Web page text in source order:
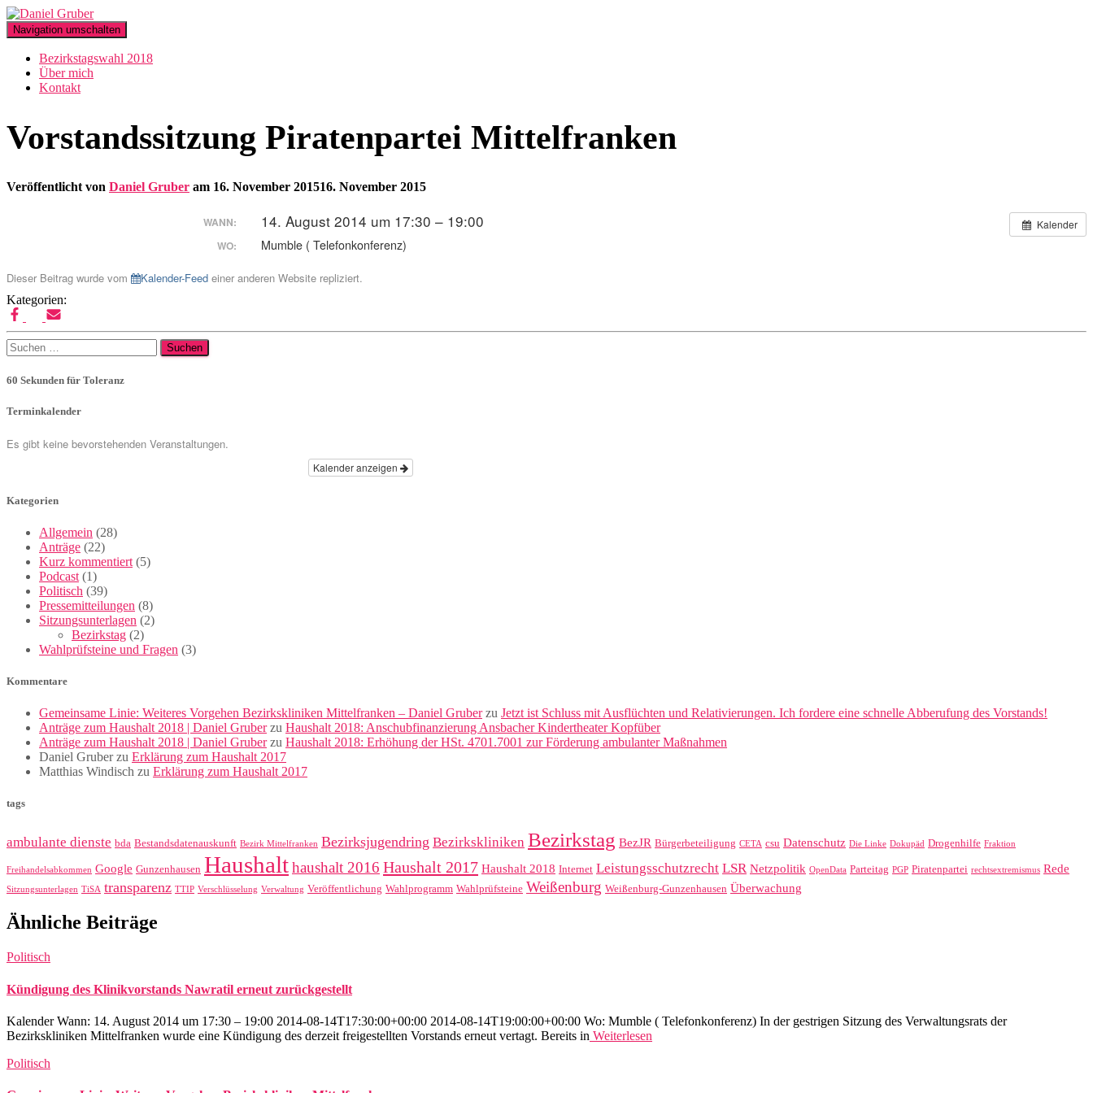
Navigation umschalten
Bezirkstagswahl 2018
Über mich
Kontakt
Vorstandssitzung Piratenpartei Mittelfranken
Veröffentlicht von Daniel Gruber am 16. November 201516. November 2015
Kalender
WANN: 14. August 2014 um 17:30 – 19:00
WO: Mumble ( Telefonkonferenz)
Dieser Beitrag wurde vom Kalender-Feed einer anderen Website repliziert.
Kategorien:
Suchen
nach:
60 Sekunden für Toleranz
Terminkalender
Es gibt keine bevorstehenden Veranstaltungen.
Kalender anzeigen
Kategorien
Allgemein (28)
Anträge (22)
Kurz kommentiert (5)
Podcast (1)
Politisch (39)
Pressemitteilungen (8)
Sitzungsunterlagen (2)
Bezirkstag (2)
Wahlprüfsteine und Fragen (3)
Kommentare
Gemeinsame Linie: Weiteres Vorgehen Bezirkskliniken Mittelfranken – Daniel Gruberzu Jetzt ist Schluss mit Ausflüchten und Relativierungen. Ich fordere eine schnelle Abberufung des Vorstands!
Anträge zum Haushalt 2018 | Daniel Gruberzu Haushalt 2018: Anschubfinanzierung Ansbacher Kindertheater Kopfüber
Anträge zum Haushalt 2018 | Daniel Gruberzu Haushalt 2018: Erhöhung der HSt. 4701.7001 zur Förderung ambulanter Maßnahmen
Daniel Gruberzu Erklärung zum Haushalt 2017
Matthias Windisch zu Erklärung zum Haushalt 2017
tags
ambulante dienste bda Bestandsdatenauskunft Bezirk Mittelfranken Bezirksjugendring Bezirkskliniken Bezirkstag BezJR Bürgerbeteiligung CETA csu Datenschutz Die Linke Dokupäd Drogenhilfe Fraktion
Freihandelsabkommen Google Gunzenhausen Haushalthaushalt 2016 Haushalt 2017 Haushalt 2018 Internet Leistungsschutzrecht LSR Netzpolitik OpenData Parteitag PGP Piratenpartei rechtsextremismus Rede
Sitzungsunterlagen TiSA transparenz TTIP Verschlüsselung Verwaltung Veröffentlichung Wahlprogramm Wahlprüfsteine Weißenburg Weißenburg-Gunzenhausen Überwachung
Ähnliche Beiträge
Politisch
Kündigung des Klinikvorstands Nawratil erneut zurückgestellt
Kalender Wann: 14. August 2014 um 17:30 – 19:00 2014-08-14T17:30:00+00:00 2014-08-14T19:00:00+00:00 Wo: Mumble ( Telefonkonferenz) In der gestrigen Sitzung des Verwaltungsrats der
Bezirkskliniken Mittelfranken wurde eine Kündigung des derzeit freigestellten Vorstands erneut vertagt. Bereits in Weiterlesen
Politisch